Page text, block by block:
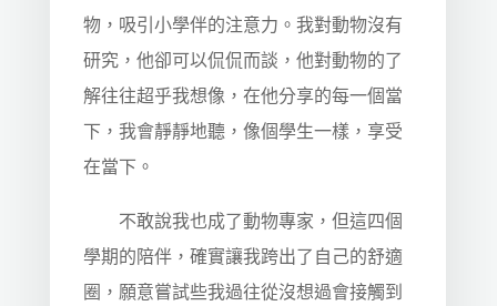
物，吸引小學伴的注意力。我對動物沒有
研究，他卻可以侃侃而談，他對動物的了
解往往超乎我想像，在他分享的每一個當
下，我會靜靜地聽，像個學生一樣，享受
在當下。
不敢說我也成了動物專家，但這四個
學期的陪伴，確實讓我跨出了自己的舒適
圈，願意嘗試些我過往從沒想過會接觸到